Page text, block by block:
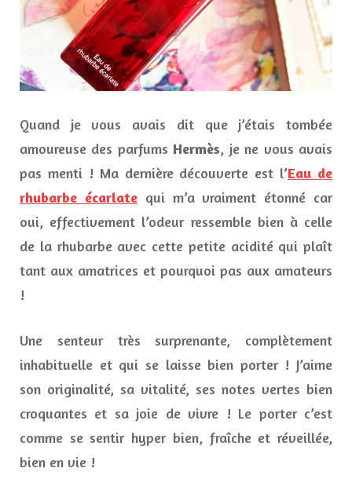
Quand je vous avais dit que j’étais tombée
amoureuse des parfums Hermès, je ne vous avais
pas menti ! Ma dernière découverte est l’Eau de
rhubarbe écarlatequi m’a vraiment étonné car
oui, effectivement l’odeur ressemble bien à celle
de la rhubarbe avec cette petite acidité qui plaît
tant aux amatrices et pourquoi pas aux amateurs
!
Une senteur très surprenante, complètement
inhabituelle et qui se laisse bien porter ! J’aime
son originalité, sa vitalité, ses notes vertes bien
croquantes et sa joie de vivre ! Le porter c’est
comme se sentir hyper bien, fraîche et réveillée,
bien en vie !